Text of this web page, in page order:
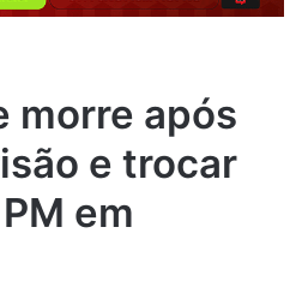
morre após
e trocar
em